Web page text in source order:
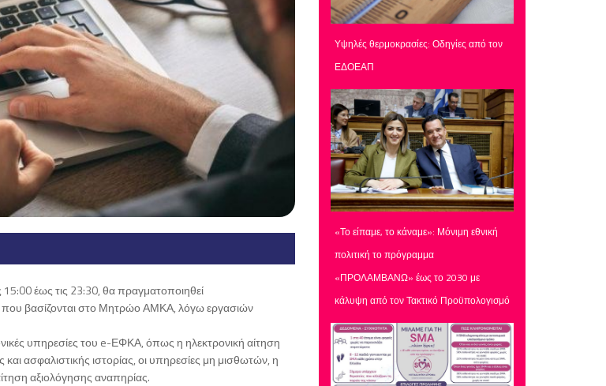
έως τις 23:30, θα πραγματοποιηθεί
που βασίζονται στο Μητρώο ΑΜΚΑ, λόγω εργασιών
υπηρεσίες του e-ΕΦΚΑ, όπως η ηλεκτρονική αίτηση
ασφαλιστικής ιστορίας, οι υπηρεσίες μη μισθωτών, η
αξιολόγησης αναπηρίας.
Υψηλές θερμοκρασίες: Οδηγίες από τον
ΕΔΟΕΑΠ
«Το είπαμε, το κάναμε»: Μόνιμη εθνική
πολιτική το πρόγραμμα
«ΠΡΟΛΑΜΒΑΝΩ» έως το 2030 με
κάλυψη από τον Τακτικό Προϋπολογισμό